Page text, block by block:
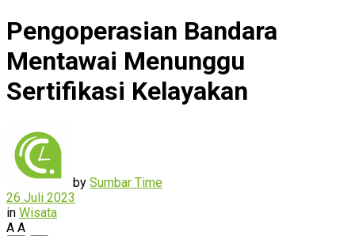
Pengoperasian Bandara
Mentawai Menunggu
Sertifikasi Kelayakan
by Sumbar Time
26 Juli 2023
in Wisata
A A